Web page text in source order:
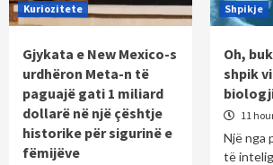
Kuriozitete
Gjykata e New Mexico-s
urdhëron Meta-n të
paguajë gati 1 miliard
dollarë në një çështje
historike për sigurinë e
fëmijëve
Shpikje
Oh,
shpik
11
Një nga
të